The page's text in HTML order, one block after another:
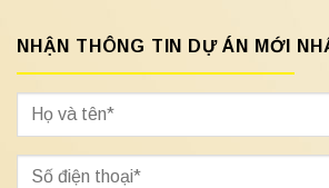
NHẬN THÔNG TIN DỰ ÁN MỚI